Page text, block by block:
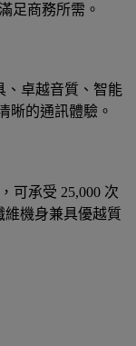
足商務所需。
、卓越音質、智能
晰的通訊體驗。
可承受 25,000 次
維機身兼具優越質